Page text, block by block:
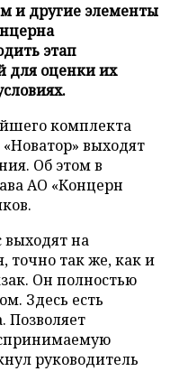
и другие элементы
этап
для оценки их
комплекта
выходят
Об этом в
АО «Концерн
на
точно так же, как и
Он полностью
Здесь есть
Позволяет
руководитель